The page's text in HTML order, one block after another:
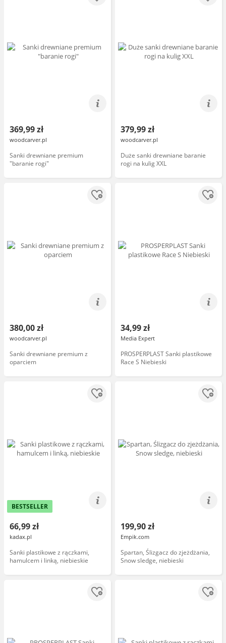
369,99 zł
woodcarver.pl
Sanki drewniane premium
"baranie rogi"
379,99 zł
woodcarver.pl
Duże sanki drewniane baranie
rogi na kulig XXL
380,00 zł
woodcarver.pl
Sanki drewniane premium z
oparciem
34,99 zł
Media Expert
PROSPERPLAST Sanki plastikowe
Race S Niebieski
BESTSELLER
66,99 zł
kadax.pl
Sanki plastikowe z rączkami,
hamulcem i linką, niebieskie
199,90 zł
Empik.com
Spartan, Ślizgacz do zjeżdżania,
Snow sledge, niebieski